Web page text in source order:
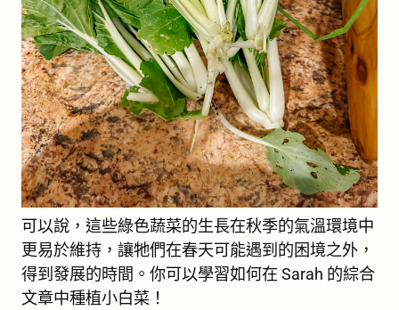
可以說，這些綠色蔬菜的生長在秋季的氣溫環境中
更易於維持，讓牠們在春天可能遇到的困境之外，
得到發展的時間。你可以學習如何在 Sarah 的綜合
文章中種植小白菜！